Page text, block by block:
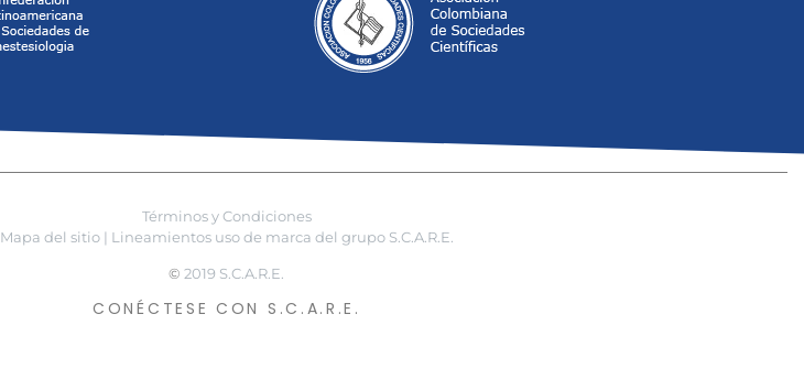
Términos y Condiciones
Mapa del sitio |
Lineamientos uso de marca del grupo S.C.A.R.E.
©2019 S.C.A.R.E.
CONÉCTESE CON S.C.A.R.E.